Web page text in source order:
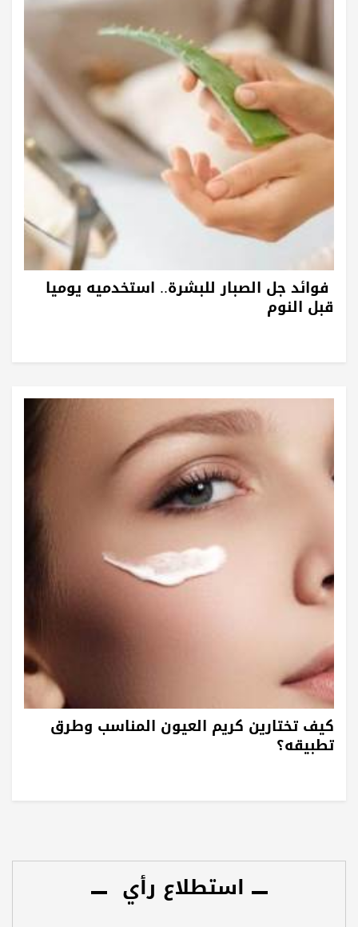
فوائد جل الصبار للبشرة.. استخدميه يوميا
قبل النوم
كيف تختارين كريم العيون المناسب وطرق
تطبيقه؟
استطلاع رأي